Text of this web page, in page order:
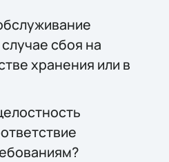
сбоя на
хранения или в